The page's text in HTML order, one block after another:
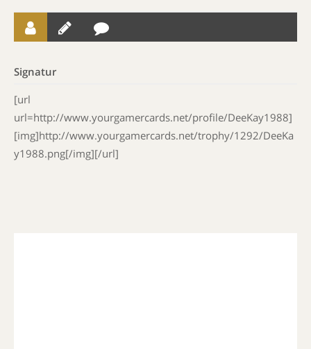
Signatur
[url
url=http://www.yourgamercards.net/profile/DeeKay1988]
[img]http://www.yourgamercards.net/trophy/1292/DeeKa
y1988.png[/img][/url]